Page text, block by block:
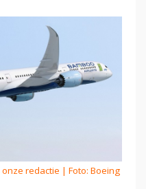
onze redactie | Foto: Boeing